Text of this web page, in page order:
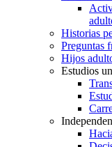
Historias
Preguntas
Hijos
Estudios